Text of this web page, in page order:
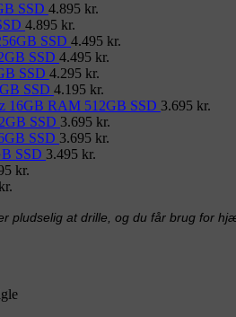
SSD 4.895 kr.
4.895 kr.
SSD 4.495 kr.
SSD 4.495 kr.
SSD 4.295 kr.
SSD 4.195 kr.
16GB RAM 512GB SSD 3.695 kr.
SSD 3.695 kr.
SSD 3.695 kr.
SSD 3.495 kr.
kr.
pludselig at drille, og du får brug for